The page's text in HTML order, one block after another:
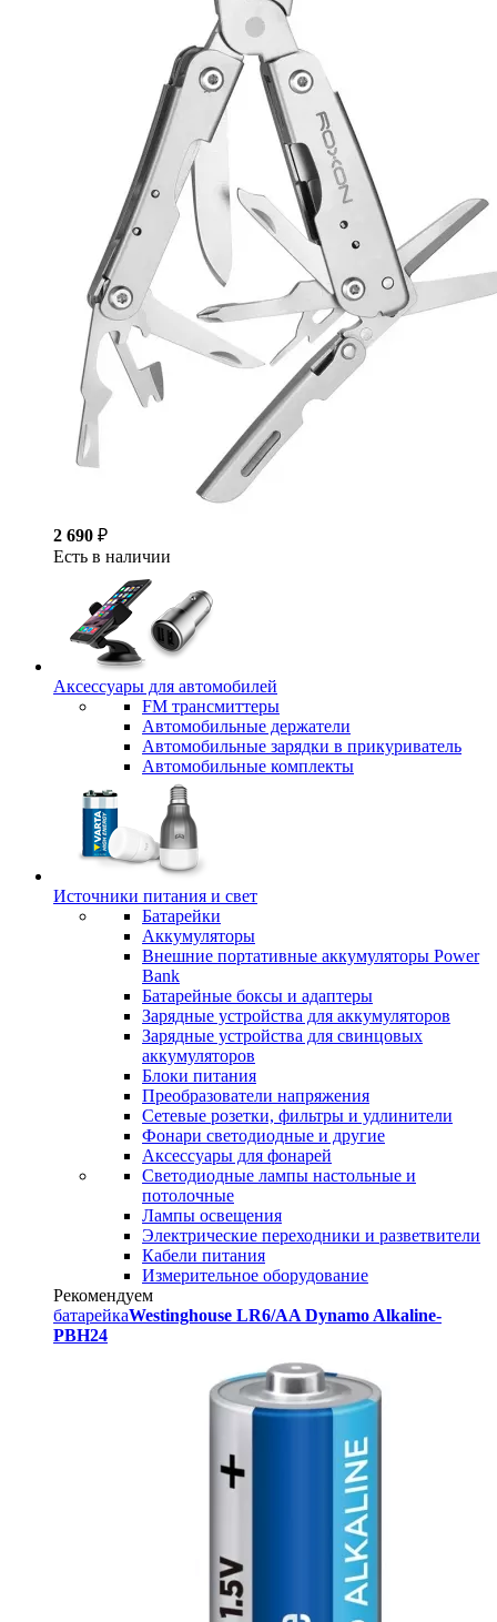
2 690 ₽
Есть в наличии
Аксессуары для автомобилей
FM трансмиттеры
Автомобильные держатели
Автомобильные зарядки в прикуриватель
Автомобильные комплекты
Источники питания и свет
Батарейки
Аккумуляторы
Внешние портативные аккумуляторы Power
Bank
Батарейные боксы и адаптеры
Зарядные устройства для аккумуляторов
Зарядные устройства для свинцовых
аккумуляторов
Блоки питания
Преобразователи напряжения
Сетевые розетки, фильтры и удлинители
Фонари светодиодные и другие
Аксессуары для фонарей
Светодиодные лампы настольные и
потолочные
Лампы освещения
Электрические переходники и разветвители
Кабели питания
Измерительное оборудование
Рекомендуем
батарейкаWestinghouse LR6/AA Dynamo Alkaline-
PBH24